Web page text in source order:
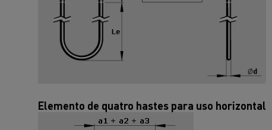
Elemento de quatro hastes para uso horizontal